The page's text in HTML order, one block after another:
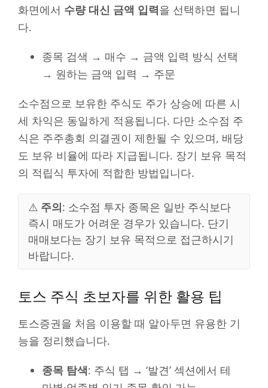
화면에서 수량 대신 금액 입력을 선택하면 됩니
다.
종목 검색 → 매수 → 금액 입력 방식 선택
→ 원하는 금액 입력 → 주문
소수점으로 보유한 주식도 주가 상승에 따른 시
세 차익은 동일하게 적용됩니다. 다만 소수점 주
식은 주주총회 의결권이 제한될 수 있으며, 배당
도 보유 비율에 따라 지급됩니다. 장기 보유 목적
의 적립식 투자에 적합한 방법입니다.
⚠️ 주의: 소수점 투자 종목은 일반 주식보다
즉시 매도가 어려운 경우가 있습니다. 단기
매매보다는 장기 보유 목적으로 접근하시기
바랍니다.
토스 주식 초보자를 위한 활용 팁
토스증권을 처음 이용할 때 알아두면 유용한 기
능을 정리했습니다.
종목 탐색: 주식 탭 → ‘발견’ 섹션에서 테